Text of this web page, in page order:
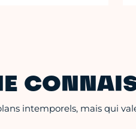
intemporels, mais qui